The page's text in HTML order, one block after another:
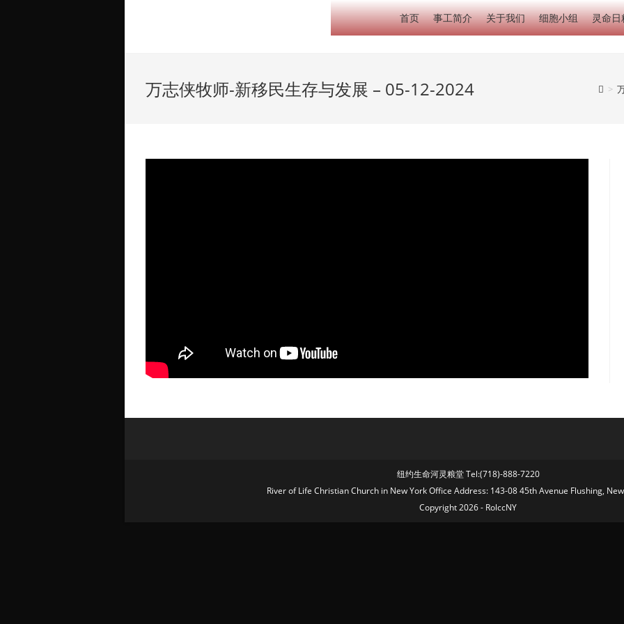
首页 事工简介 关于我们 细胞小组 灵命日
万志侠牧师-新移民生存与发展 – 05-12-2024 >
纽约生命河灵粮堂 Tel:(718)-888-7220
River of Life Christian Church in New York Office Address: 143-08 45th Avenue Flushing,
Copyright 2026 - RolccNY